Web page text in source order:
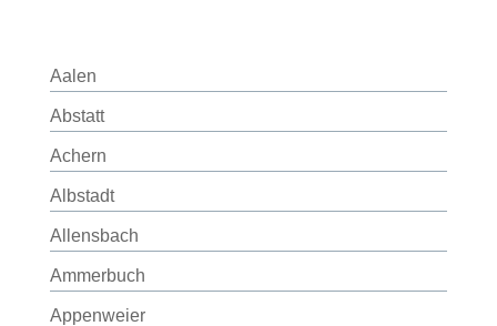
Aalen
Abstatt
Achern
Albstadt
Allensbach
Ammerbuch
Appenweier